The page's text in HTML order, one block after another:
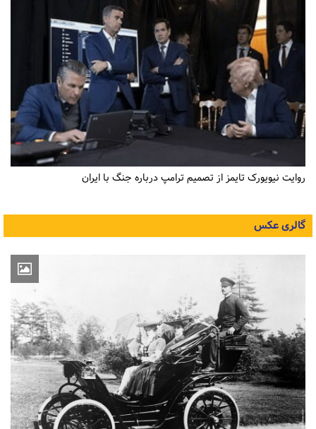
روایت نیویورک تایمز از تصمیم ترامپ درباره جنگ با ایران
گالری عکس